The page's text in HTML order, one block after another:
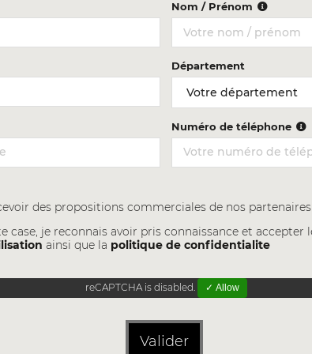
Nom / Prénom
Département
Numéro de téléphone
des propositions commerciales de nos partenaires
case, je reconnais avoir pris connaissance et accepter
ainsi que la politique de confidentialite
reCAPTCHA is disabled. ✓ Allow
Valider